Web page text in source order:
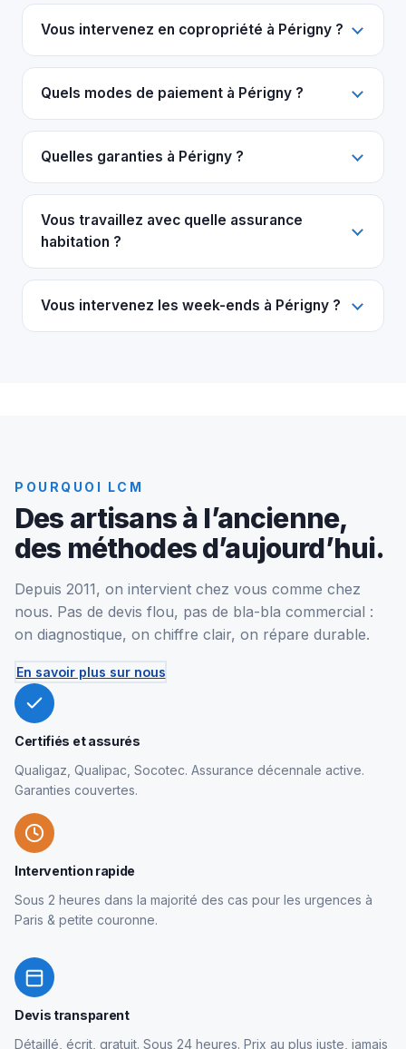
Vous intervenez en copropriété à Périgny ?
Quels modes de paiement à Périgny ?
Quelles garanties à Périgny ?
Vous travaillez avec quelle assurance
habitation ?
Vous intervenez les week-ends à Périgny ?
POURQUOI LCM
Des artisans à l’ancienne,
des méthodes d’aujourd’hui.
Depuis 2011, on intervient chez vous comme chez
nous. Pas de devis flou, pas de bla-bla commercial :
on diagnostique, on chiffre clair, on répare durable.
En savoir plus sur nous
Certifiés et assurés
Qualigaz, Qualipac, Socotec. Assurance décennale active.
Garanties couvertes.
Intervention rapide
Sous 2 heures dans la majorité des cas pour les urgences à
Paris & petite couronne.
Devis transparent
Détaillé, écrit, gratuit. Sous 24 heures. Prix au plus juste, jamais